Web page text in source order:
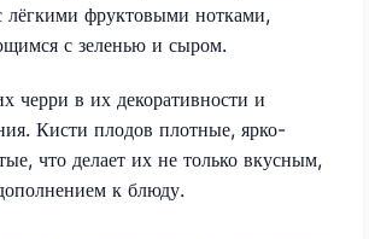
лёгкими фруктовыми нотками,
с зеленью и сыром.
черри в их декоративности и
Кисти плодов плотные, ярко-
что делает их не только вкусным,
к блюду.